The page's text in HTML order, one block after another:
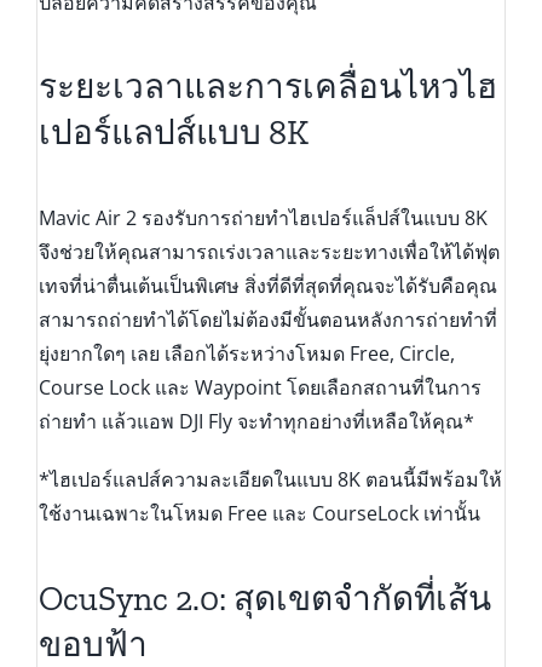
ระยะเวลาและการเคลื่อนไหวไฮ
เปอร์แลปส์แบบ 8K
Mavic Air 2 รองรับการถ่ายทำไฮเปอร์แล็ปส์ในแบบ 8K
จึงช่วยให้คุณสามารถเร่งเวลาและระยะทางเพื่อให้ได้ฟุต
เทจที่น่าตื่นเต้นเป็นพิเศษ สิ่งที่ดีที่สุดที่คุณจะได้รับคือคุณ
สามารถถ่ายทำได้โดยไม่ต้องมีขั้นตอนหลังการถ่ายทำที่
ยุ่งยากใดๆ เลย เลือกได้ระหว่างโหมด Free, Circle,
Course Lock และ Waypoint โดยเลือกสถานที่ในการ
ถ่ายทำ แล้วแอพ DJI Fly จะทำทุกอย่างที่เหลือให้คุณ*
*ไฮเปอร์แลปส์ความละเอียดในแบบ 8K ตอนนี้มีพร้อมให้
ใช้งานเฉพาะในโหมด Free และ CourseLock เท่านั้น
OcuSync 2.0: สุดเขตจำกัดที่เส้น
ขอบฟ้า